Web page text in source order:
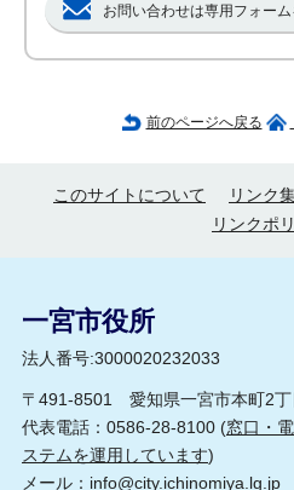
お問い合わせは専用フォーム
前のページへ戻る
このサイトについて リンク
リンクポ
一宮市役所
法人番号:3000020232033
〒491-8501 愛知県一宮市本町2丁
代表電話：0586-28-8100 (窓口・
ステムを運用しています)
メール： info@city.ichinomiya.lg.jp